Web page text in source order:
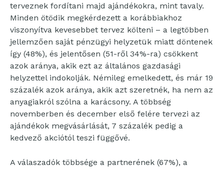
terveznek fordítani majd ajándékokra, mint tavaly.
Minden ötödik megkérdezett a korábbiakhoz
viszonyítva kevesebbet tervez költeni – a legtöbben
jellemzően saját pénzügyi helyzetük miatt döntenek
így (48%), és jelentősen (51-ről 34%-ra) csökkent
azok aránya, akik ezt az általános gazdasági
helyzettel indokolják. Némileg emelkedett, és már 19
százalék azok aránya, akik azt szeretnék, ha nem az
anyagiakról szólna a karácsony. A többség
novemberben és december első felére tervezi az
ajándékok megvásárlását, 7 százalék pedig a
kedvező akciótól teszi függővé.
A válaszadók többsége a partnerének (67%), a